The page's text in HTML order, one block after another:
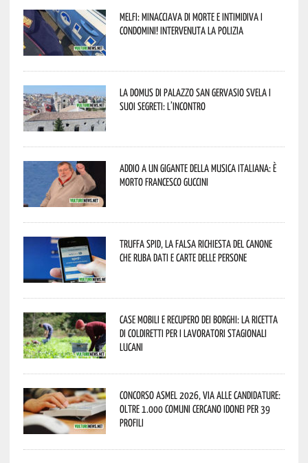
Melfi: minacciava di morte e intimidiva i
condomini! Intervenuta la Polizia
La Domus di Palazzo San Gervasio svela i
suoi segreti: l’incontro
Addio a un gigante della musica italiana: è
morto Francesco Guccini
Truffa Spid, la falsa richiesta del canone
che ruba dati e carte delle persone
Case mobili e recupero dei borghi: la ricetta
di Coldiretti per i lavoratori stagionali
lucani
Concorso Asmel 2026, via alle candidature:
oltre 1.000 Comuni cercano idonei per 39
profili